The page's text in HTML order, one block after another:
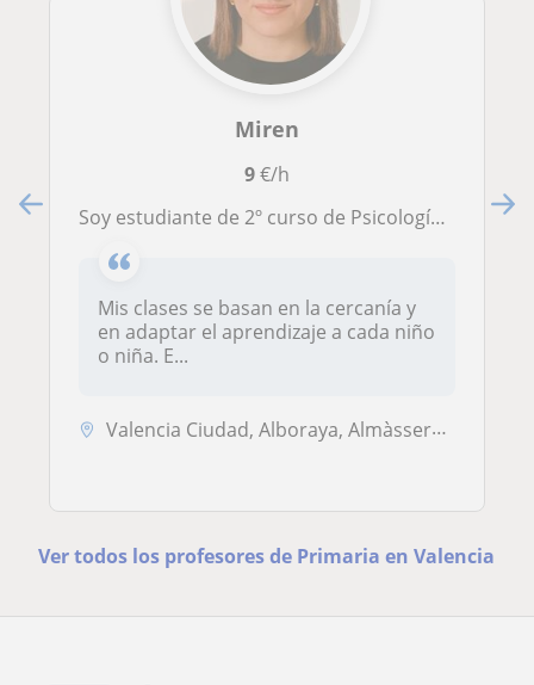
Miren
9€/h
Soy estudiante de 2º curso de Psicología en la Universidad Europea de Valencia con experiencia de tres veranos como profesora de a
Mis clases se basan en la cercanía y
en adaptar el aprendizaje a cada niño
o niña. E...
Valencia Ciudad, Alboraya, Almàssera, Tavernes Blanques, Valencia (Ciu...
Ver todos los profesores de Primaria en Valencia